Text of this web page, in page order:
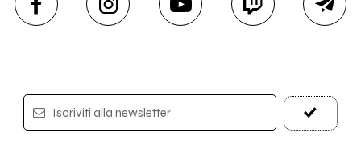
Iscriviti alla newsletter